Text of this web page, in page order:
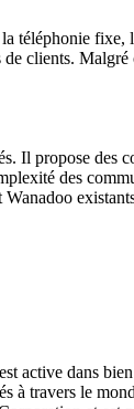
téléphonie
clients. Malgré
Il propose des
des
active dans
à travers le